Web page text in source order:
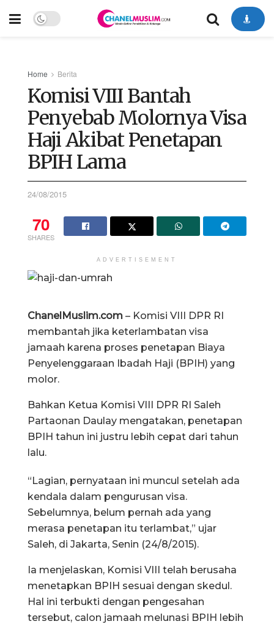
Home Berita
Komisi VIII Bantah
Penyebab Molornya Visa
Haji Akibat Penetapan
BPIH Lama
24/08/2015
70
SHARES
ADVERTISEMENT
ChanelMuslim.com – Komisi VIII DPR RI
membantah jika keterlambatan visa
jamaah karena proses penetapan Biaya
Penyelenggaraan Ibadah Haji (BPIH) yang
molor.
Bahkan Ketua Komisi VIII DPR RI Saleh
Partaonan Daulay mengatakan, penetapan
BPIH tahun ini justru lebih cepat dari tahun
lalu.
“Lagian, pernyataan ini muncul setelah ada
kendala dalam pengurusan visa.
Sebelumnya, belum pernah ada yang
merasa penetapan itu terlambat,” ujar
Saleh, di Jakarta, Senin (24/8/2015).
Ia menjelaskan, Komisi VIII telah berusaha
menetapkan BPIH sesuai dengan skedul.
Hal ini terbukti dengan pengesahan
tersebut, calon jamaah melunasi BPIH lebih